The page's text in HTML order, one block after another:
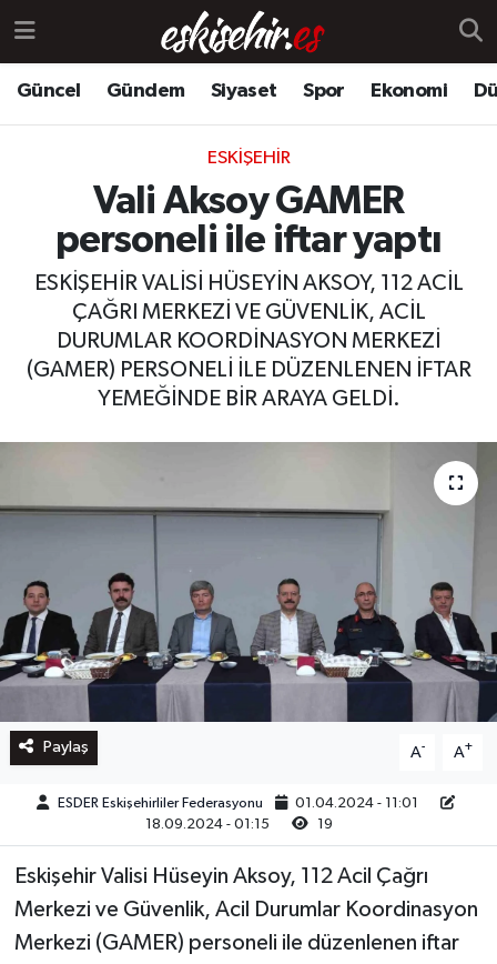
Güncel Gündem Siyaset Spor Ekonomi
ESKIŞEHIR
Vali Aksoy GAMER
personeli ile iftar yaptı
ESKİŞEHİR VALİSİ HÜSEYİN AKSOY, 112 ACİL
ÇAĞRI MERKEZİ VE GÜVENLİK, ACİL
DURUMLAR KOORDİNASYON MERKEZİ
(GAMER) PERSONELİ İLE DÜZENLENEN İFTAR
YEMEĞİNDE BİR ARAYA GELDİ.
Paylaş A- A+
ESDER Eskişehirliler Federasyonu
01.04.2024 - 11:01
18.09.2024 - 01:15
19
Eskişehir Valisi Hüseyin Aksoy, 112 Acil Çağrı
Merkezi ve Güvenlik, Acil Durumlar Koordinasyon
Merkezi (GAMER) personeli ile düzenlenen iftar